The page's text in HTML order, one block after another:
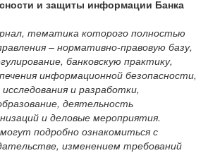
и защиты информации Банка
тематика которого полностью
– нормативно-правовую базу,
банковскую практику,
информационной безопасности,
и разработки,
деятельность
и деловые мероприятия.
подробно ознакомиться с
изменением требований